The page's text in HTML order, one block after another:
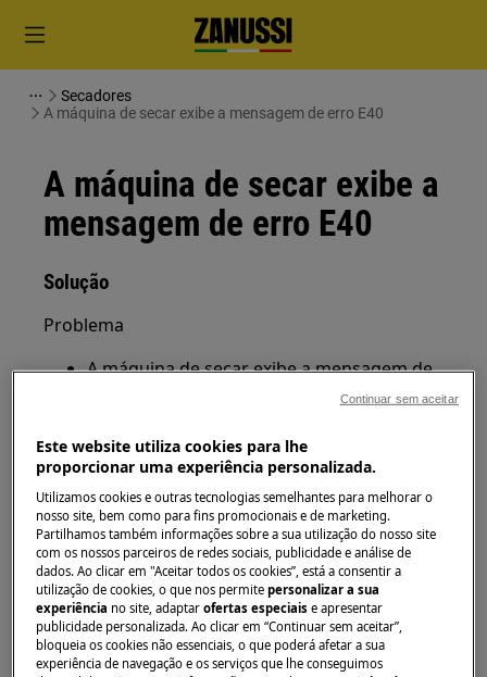
Secadores
A máquina de secar exibe a mensagem de erro E40
A máquina de secar exibe a
mensagem de erro E40
Solução
Problema
A máquina de secar exibe a mensagem de
Máquina de secar com ventilação
Máquina de secar roupa por condensação
Bomba de calor
Resolução
1. Verifique se a porta está bem fechada
Certifique-se de que não fica roupa presa entre
Este website utiliza cookies para lhe
proporcionar uma experiência personalizada.
Utilizamos cookies e outras tecnologias semelhantes para melhorar o
nosso site, bem como para fins promocionais e de marketing.
Partilhamos também informações sobre a sua utilização do nosso site
com os nossos parceiros de redes sociais, publicidade e análise de
dados. Ao clicar em "Aceitar todos os cookies”, está a consentir a
utilização de cookies, o que nos permitepersonalizar a sua
experiência no site, adaptarofertas especiaise apresentar
publicidade personalizada. Ao clicar em “Continuar sem aceitar”,
bloqueia os cookies não essenciais, o que poderá afetar a sua
experiência de navegação e os serviços que lhe conseguimos
Continuar sem aceitar